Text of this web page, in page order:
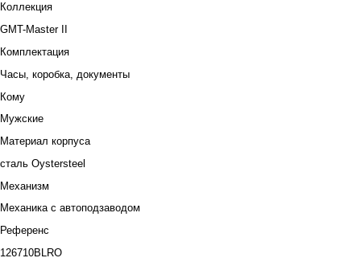
Коллекция
GMT-Master II
Комплектация
Часы, коробка, документы
Кому
Мужские
Материал корпуса
сталь Oystersteel
Механизм
Механика с автоподзаводом
Референс
126710BLRO